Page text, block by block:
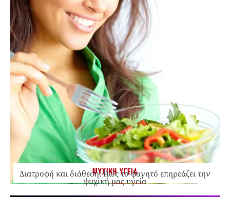
ΨΥΧΙΚΗ ΥΓΕΙΑ
Διατροφή και διάθεση: Πώς το φαγητό επηρεάζει την
ψυχική μας υγεία